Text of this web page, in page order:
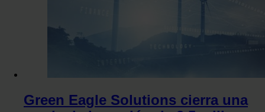
Green Eagle Solutions cierra una